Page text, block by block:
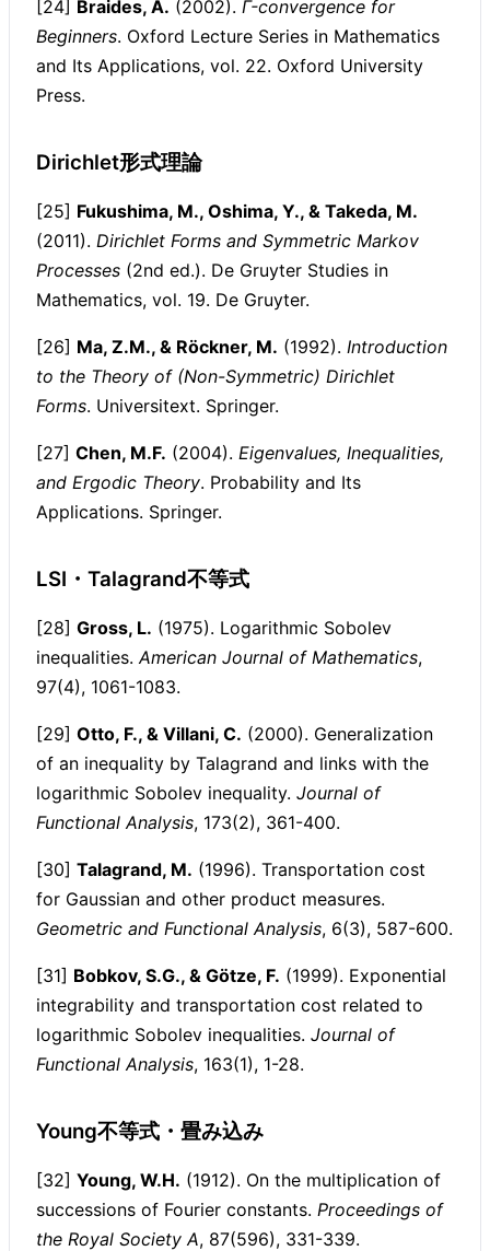
[24] Braides, A. (2002). Γ-convergence for
Beginners. Oxford Lecture Series in Mathematics
and Its Applications, vol. 22. Oxford University
Press.
Dirichlet形式理論
[25] Fukushima, M., Oshima, Y., & Takeda, M.
(2011). Dirichlet Forms and Symmetric Markov
Processes (2nd ed.). De Gruyter Studies in
Mathematics, vol. 19. De Gruyter.
[26] Ma, Z.M., & Röckner, M. (1992). Introduction
to the Theory of (Non-Symmetric) Dirichlet
Forms. Universitext. Springer.
[27] Chen, M.F. (2004). Eigenvalues, Inequalities,
and Ergodic Theory. Probability and Its
Applications. Springer.
LSI・Talagrand不等式
[28] Gross, L. (1975). Logarithmic Sobolev
inequalities. American Journal of Mathematics,
97(4), 1061-1083.
[29] Otto, F., & Villani, C. (2000). Generalization
of an inequality by Talagrand and links with the
logarithmic Sobolev inequality. Journal of
Functional Analysis, 173(2), 361-400.
[30] Talagrand, M. (1996). Transportation cost
for Gaussian and other product measures.
Geometric and Functional Analysis, 6(3), 587-600.
[31] Bobkov, S.G., & Götze, F. (1999). Exponential
integrability and transportation cost related to
logarithmic Sobolev inequalities. Journal of
Functional Analysis, 163(1), 1-28.
Young不等式・畳み込み
[32] Young, W.H. (1912). On the multiplication of
successions of Fourier constants. Proceedings of
the Royal Society A, 87(596), 331-339.